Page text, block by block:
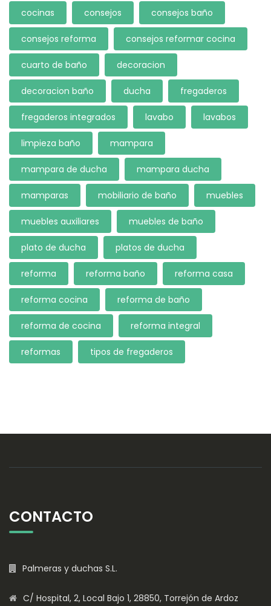
cocinas consejos consejos baño
consejos reforma consejos reformar cocina
cuarto de baño decoracion
decoracion baño ducha fregaderos
fregaderos integrados lavabo lavabos
limpieza baño mampara
mampara de ducha mampara ducha
mamparas mobiliario de baño muebles
muebles auxiliares muebles de baño
plato de ducha platos de ducha
reforma reforma baño reforma casa
reforma cocina reforma de baño
reforma de cocina reforma integral
reformas tipos de fregaderos
CONTACTO
Palmeras y duchas S.L.
C/ Hospital, 2, Local Bajo 1, 28850, Torrejón de Ardoz